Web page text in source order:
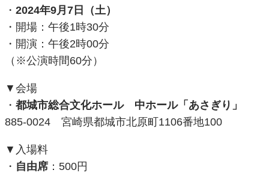
・ 2024年9月7日（土）
・開場：午後1時30分
・開演：午後2時00分
（※公演時間60分）
▼会場
・ 都城市総合文化ホール 中ホール「あさぎり」
885-0024 宮崎県都城市北原町1106番地100
▼入場料
・ 自由席 ：500円